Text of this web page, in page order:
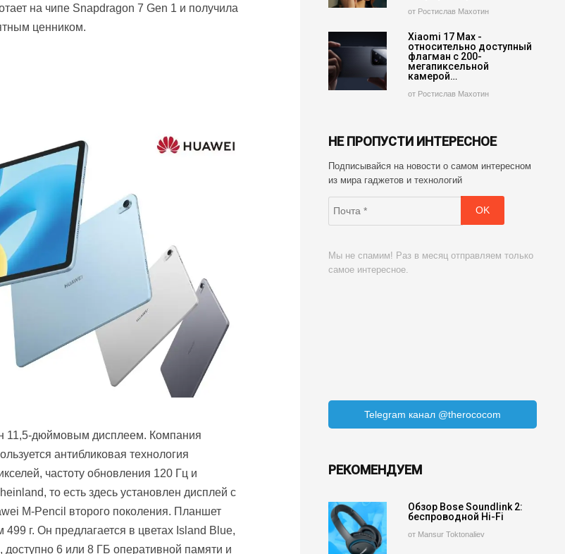
на чипе Snapdragon 7 Gen 1 и получила
ценником.
11,5-дюймовым дисплеем. Компания
антибликовая технология
частоту обновления 120 Гц и
то есть здесь установлен дисплей с
M-Pencil второго поколения. Планшет
г. Он предлагается в цветах Island Blue,
6 или 8 ГБ оперативной памяти и
от Ростислав Махотин
Xiaomi 17 Max -
относительно доступный
флагман с 200-
мегапиксельной
камерой…
от Ростислав Махотин
НЕ ПРОПУСТИ ИНТЕРЕСНОЕ
Подписывайся на новости о самом интересном
из мира гаджетов и технологий
Мы не спамим! Раз в месяц отправляем только
самое интересное.
Telegram канал @therococom
РЕКОМЕНДУЕМ
Обзор Bose Soundlink 2:
беспроводной Hi-Fi
от Mansur Toktonaliev